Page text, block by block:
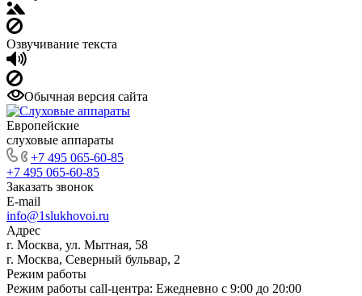
Озвучивание текста
Обычная версия сайта
Европейские
слуховые аппараты
+7 495 065-60-85
+7 495 065-60-85
Заказать звонок
E-mail
info@1slukhovoi.ru
Адрес
г. Москва, ул. Мытная, 58
г. Москва, Северный бульвар, 2
Режим работы
Режим работы call-центра: Ежедневно с 9:00 до 20:00